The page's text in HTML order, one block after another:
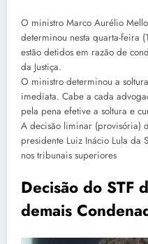
O ministro Marco Aurélio
determinou nesta quarta-feira
estão detidos em razão de
da Justiça.
O ministro determinou a
imediata. Cabe a cada
pela pena efetive a soltura e
A decisão liminar (provisória)
presidente Luiz Inácio Lula da
nos tribunais superiores
Decisão do STF
demais